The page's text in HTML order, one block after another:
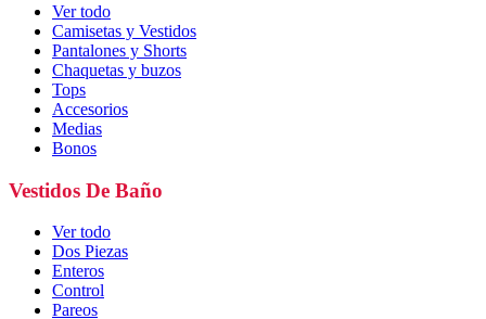
Ver todo
Camisetas y Vestidos
Pantalones y Shorts
Chaquetas y buzos
Tops
Accesorios
Medias
Bonos
Vestidos De Baño
Ver todo
Dos Piezas
Enteros
Control
Pareos